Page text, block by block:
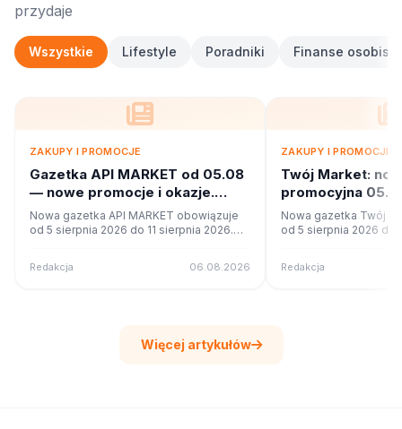
przydaje
Wszystkie Lifestyle Poradniki Finanse osobiste
ZAKUPY I PROMOCJE
Gazetka API MARKET od 05.08
— nowe promocje i okazje.
Sprawdź
Nowa gazetka API MARKET obowiązuje
od 5 sierpnia 2026 do 11 sierpnia 2026.
Redakcja 06.08.2026
ZAKUPY I PROMOCJE
Twój Market:
promocyjna
Co w ofercie?
Nowa gazetka Twój
od 5 sierpnia 2026 do
Redakcja
Więcej artykułów